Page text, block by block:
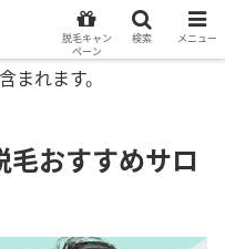
れます。
毛おすすめサロ
脱毛キャン
ペーン
検索 メニュー